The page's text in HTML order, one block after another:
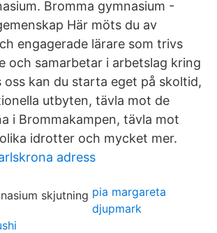
Bromma gymnasium -
Här möts du av
engagerade lärare som trivs
och samarbetar i arbetslag kring
oss kan du starta eget på skoltid,
utbyten, tävla mot de
i Brommakampen, tävla mot
idrotter och mycket mer.
adress
pia margareta
djupmark